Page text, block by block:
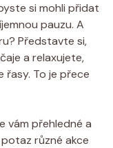
si mohli přidat
pauzu. A
‍Představte si,‌
a relaxujete,⁤
řasy.⁢ To je přece
vám ⁣přehledné a
⁤různé akce